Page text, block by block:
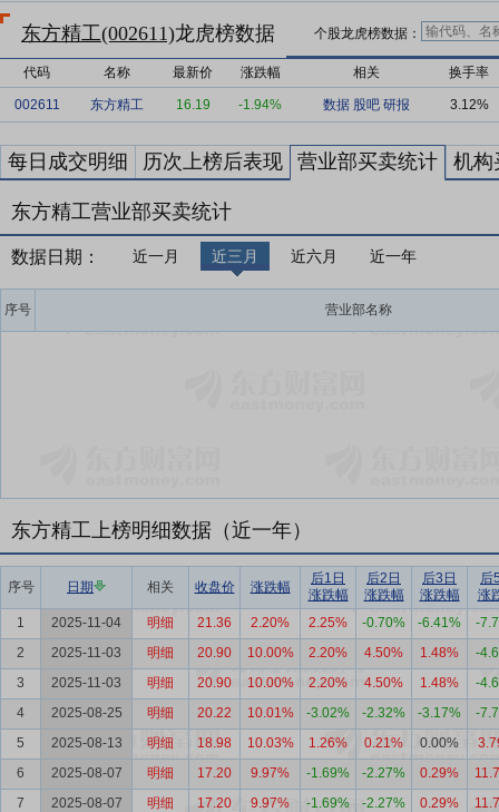
东方精工(002611)龙虎榜数据 个股龙虎榜数据：
代码 名称 最新价 涨跌幅 相关 换手率
002611 东方精工 16.19 -1.94% 数据 股吧 研报 3.12%
每日成交明细 历次上榜后表现 营业部买卖统计 机构
东方精工营业部买卖统计
数据日期： 近一月 近三月 近六月 近一年
序号 营业部名称
东方精工上榜明细数据（近一年）
序号 日期 相关 收盘价 涨跌幅
后1日
涨跌幅
后2日
涨跌幅
后3日
涨跌幅
后
涨
1
2025-11-04 明细 21.36 2.20% 2.25% -0.70% -6.41%
-
2
2025-11-03 明细 20.90 10.00% 2.20% 4.50% 1.48%
-
3
2025-11-03 明细 20.90 10.00% 2.20% 4.50% 1.48%
-
4
2025-08-25 明细 20.22 10.01% -3.02% -2.32% -3.17%
-
5
2025-08-13 明细 18.98 10.03% 1.26% 0.21% 0.00%
6
2025-08-07 明细 17.20 9.97% -1.69% -2.27% 0.29%
7
2025-08-07 明细 17.20 9.97% -1.69% -2.27% 0.29%